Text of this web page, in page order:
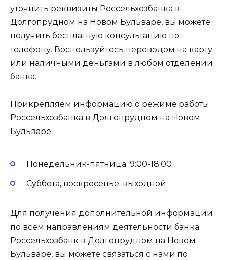
уточнить реквизиты Россельхозбанка в
Долгопрудном на Новом Бульваре, вы можете
получить бесплатную консультацию по
телефону. Воспользуйтесь переводом на карту
или наличными деньгами в любом отделении
банка.
Прикрепляем информацию о режиме работы
Россельхозбанка в Долгопрудном на Новом
Бульваре:
Понедельник-пятница: 9:00-18:00
Суббота, воскресенье: выходной
Для получения дополнительной информации
по всем направлениям деятельности банка
Россельхозбанк в Долгопрудном на Новом
Бульваре, вы можете связаться с нами по